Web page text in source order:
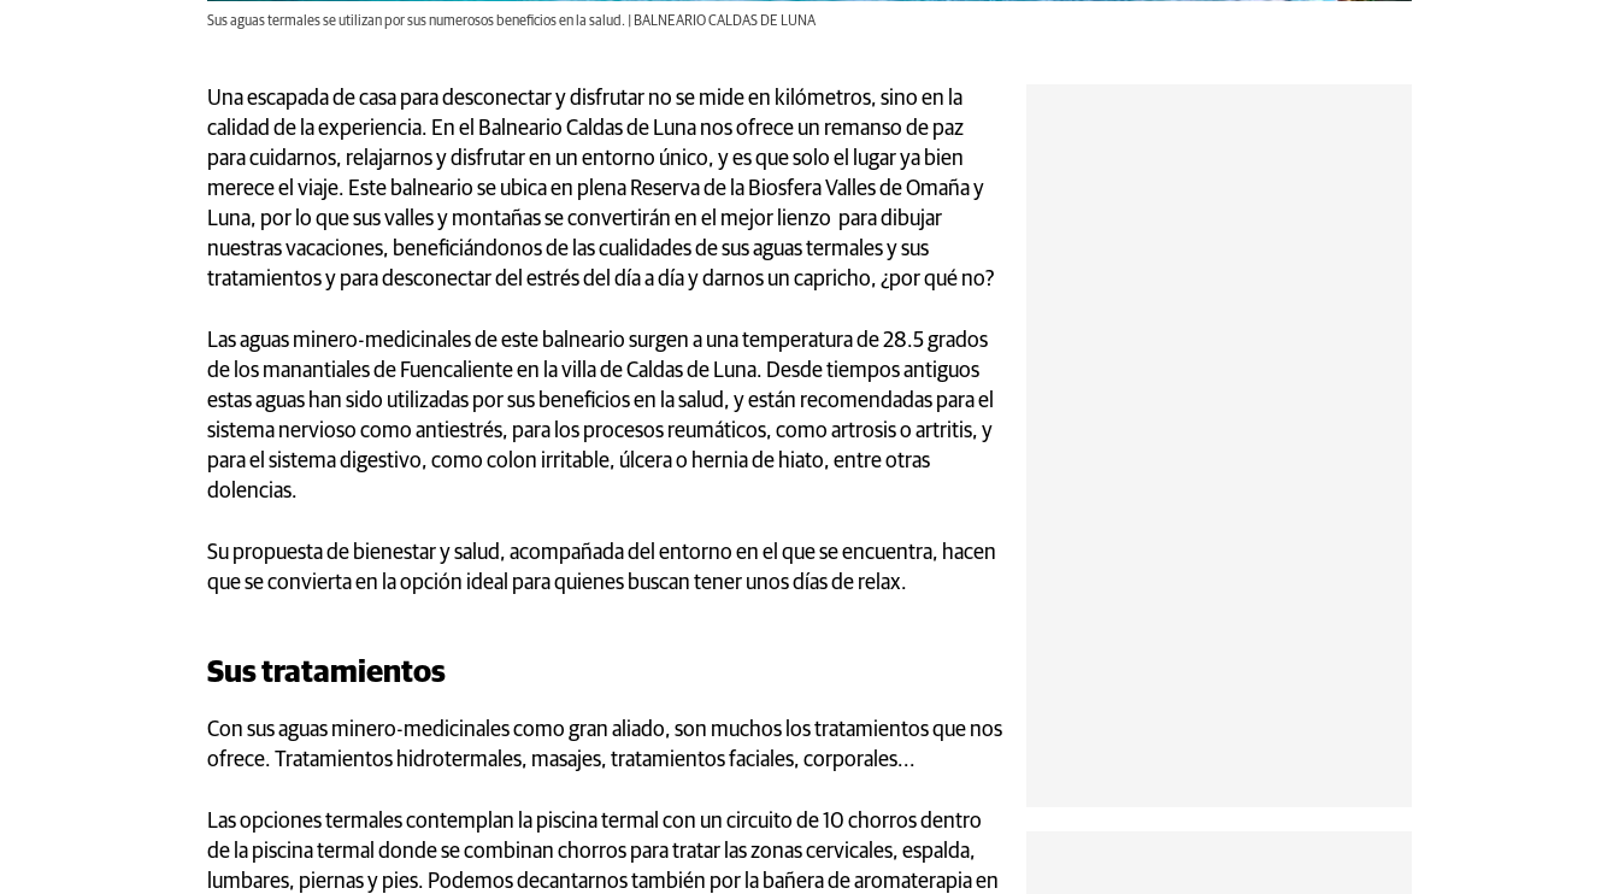
Sus aguas termales se utilizan por sus numerosos beneficios en la salud. | BALNEARIO CALDAS DE LUNA
Una escapada de casa para desconectar y disfrutar no se mide en kilómetros, sino en la
calidad de la experiencia. En el Balneario Caldas de Luna nos ofrece un remanso de paz
para cuidarnos, relajarnos y disfrutar en un entorno único, y es que solo el lugar ya bien
merece el viaje. Este balneario se ubica en plena Reserva de la Biosfera Valles de Omaña y
Luna, por lo que sus valles y montañas se convertirán en el mejor lienzo para dibujar
nuestras vacaciones, beneficiándonos de las cualidades de sus aguas termales y sus
tratamientos y para desconectar del estrés del día a día y darnos un capricho, ¿por qué no?
Las aguas minero-medicinales de este balneario surgen a una temperatura de 28.5 grados
de los manantiales de Fuencaliente en la villa de Caldas de Luna. Desde tiempos antiguos
estas aguas han sido utilizadas por sus beneficios en la salud, y están recomendadas para el
sistema nervioso como antiestrés, para los procesos reumáticos, como artrosis o artritis, y
para el sistema digestivo, como colon irritable, úlcera o hernia de hiato, entre otras
dolencias.
Su propuesta de bienestar y salud, acompañada del entorno en el que se encuentra, hacen
que se convierta en la opción ideal para quienes buscan tener unos días de relax.
Sus tratamientos
Con sus aguas minero-medicinales como gran aliado, son muchos los tratamientos que nos
ofrece. Tratamientos hidrotermales, masajes, tratamientos faciales, corporales...
Las opciones termales contemplan la piscina termal con un circuito de 10 chorros dentro
de la piscina termal donde se combinan chorros para tratar las zonas cervicales, espalda,
lumbares, piernas y pies. Podemos decantarnos también por la bañera de aromaterapia en